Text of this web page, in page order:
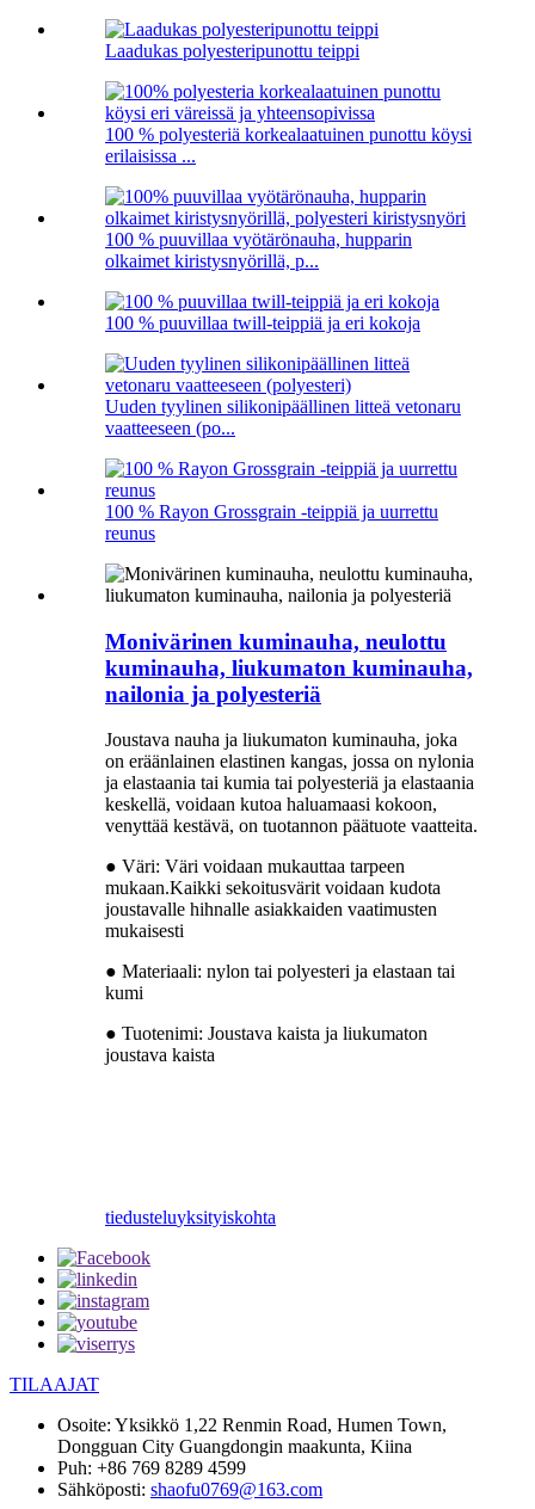
Laadukas polyesteripunottu teippi
100 % polyesteriä korkealaatuinen punottu köysi
erilaisissa ...
100 % puuvillaa vyötärönauha, hupparin
olkaimet kiristysnyörillä, p...
100 % puuvillaa twill-teippiä ja eri kokoja
Uuden tyylinen silikonipäällinen litteä vetonaru
vaatteeseen (po...
100 % Rayon Grossgrain -teippiä ja uurrettu
reunus
Monivärinen kuminauha, neulottu
kuminauha, liukumaton kuminauha,
nailonia ja polyesteriä
Joustava nauha ja liukumaton kuminauha, joka
on eräänlainen elastinen kangas, jossa on nylonia
ja elastaania tai kumia tai polyesteriä ja elastaania
keskellä, voidaan kutoa haluamaasi kokoon,
venyttää kestävä, on tuotannon päätuote vaatteita.
● Väri: Väri voidaan mukauttaa tarpeen
mukaan.Kaikki sekoitusvärit voidaan kudota
joustavalle hihnalle asiakkaiden vaatimusten
mukaisesti
● Materiaali: nylon tai polyesteri ja elastaan ​​tai
kumi
● Tuotenimi: Joustava kaista ja liukumaton
joustava kaista
tiedusteluyksityiskohta
TILAAJAT
Osoite: Yksikkö 1,22 Renmin Road, Humen Town,
Dongguan City Guangdongin maakunta, Kiina
Puh: +86 769 8289 4599
Sähköposti: shaofu0769@163.com